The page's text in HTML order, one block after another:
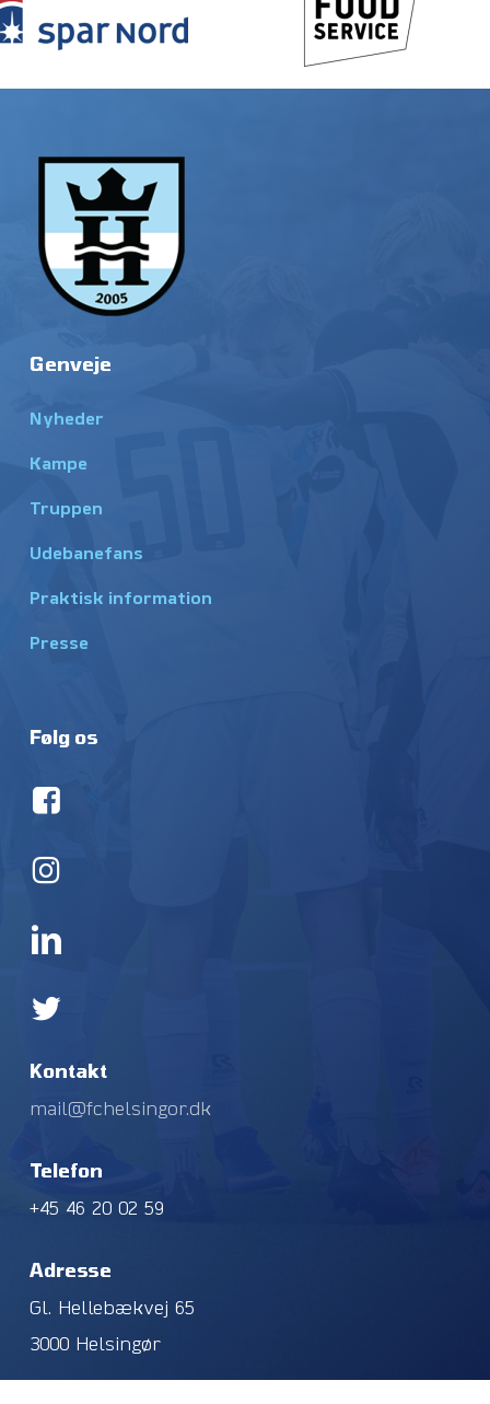
Genveje
Nyheder
Kampe
Truppen
Udebanefans
Praktisk information
Presse
Følg os
Kontakt
mail@fchelsingor.dk
Telefon
+45 46 20 02 59
Adresse
Gl. Hellebækvej 65
3000 Helsingør